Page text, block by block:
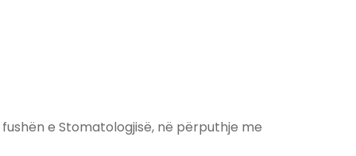
e Stomatologjisë, në përputhje me